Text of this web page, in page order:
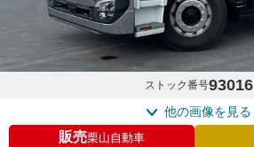
ストック番号93016
他の画像を見る
販売栗山自動車